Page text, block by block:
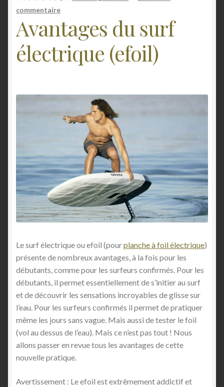
n
Mon compte
E-foil
commentaire
Avantages du surf
électrique (efoil)
Le surf électrique ou efoil (pourplanche à foil électrique)
présente de nombreux avantages, à la fois pour les
débutants, comme pour les surfeurs confirmés. Pour les
débutants, il permet essentiellement de s’initier au surf
et de découvrir les sensations incroyables de glisse sur
l’eau. Pour les surfeurs confirmés il permet de pratiquer
même les jours sans vague. Mais aussi de tester le foil
(vol au dessus de l’eau). Mais ce n’est pas tout ! Nous
allons passer en revue tous les avantages de cette
nouvelle pratique.
Avertissement : Le efoil est extrêmement addictif et